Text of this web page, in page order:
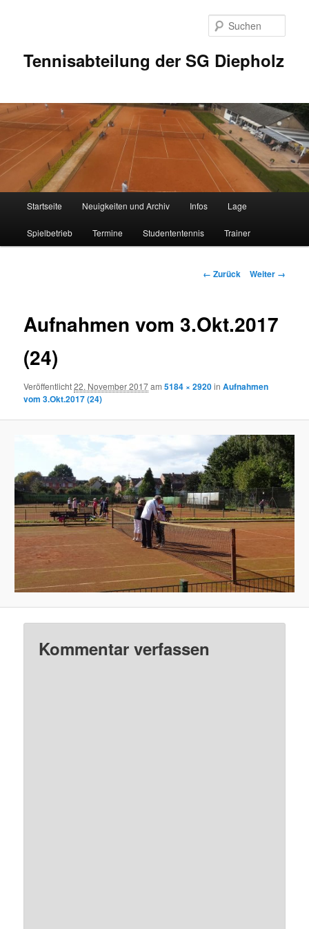
Tennisabteilung der SG Diepholz
Startseite Neuigkeiten und Archiv Infos Lage
Spielbetrieb Termine Studententennis Trainer
Bilder-
← Zurück Weiter →
Aufnahmen vom 3.Okt.2017
(24)
Veröffentlicht22. November 2017am5184 × 2920inAufnahmen
vom 3.Okt.2017 (24)
Kommentar verfassen